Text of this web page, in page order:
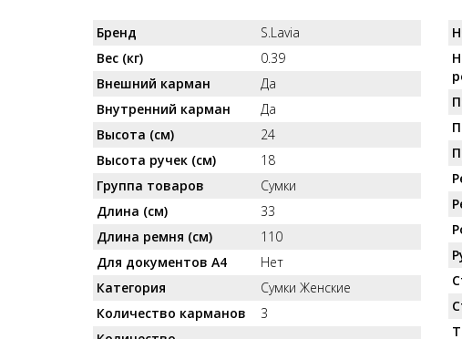
Бренд
S.Lavia
Вес (кг)
0.39
Внешний карман
Да
Внутренний карман
Да
Высота (см)
24
Высота ручек (см)
18
Группа товаров
Сумки
Длина (см)
33
Длина ремня (см)
110
Для документов А4
Нет
Категория
Сумки Женские
Количество карманов
3